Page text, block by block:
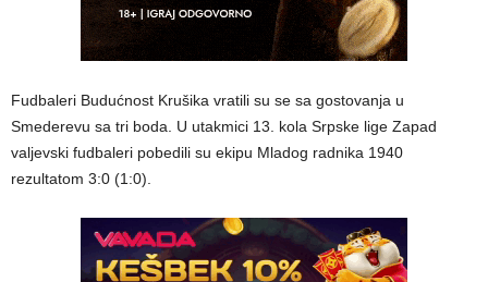
Fudbaleri Budućnost Krušika vratili su se sa gostovanja u
Smederevu sa tri boda. U utakmici 13. kola Srpske lige Zapad
valjevski fudbaleri pobedili su ekipu Mladog radnika 1940
rezultatom 3:0 (1:0).